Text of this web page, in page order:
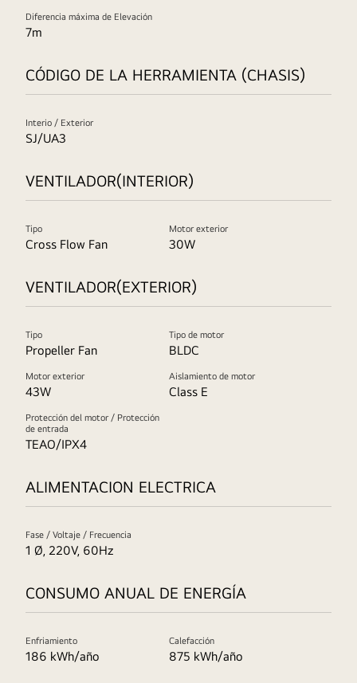
Diferencia máxima de Elevación
7m
CÓDIGO DE LA HERRAMIENTA (CHASIS)
Interio / Exterior
SJ/UA3
VENTILADOR(INTERIOR)
Tipo
Cross Flow Fan
Motor exterior
30W
VENTILADOR(EXTERIOR)
Tipo
Propeller Fan
Tipo de motor
BLDC
Motor exterior
43W
Aislamiento de motor
Class E
Protección del motor / Protección
de entrada
TEAO/IPX4
ALIMENTACION ELECTRICA
Fase / Voltaje / Frecuencia
1 Ø, 220V, 60Hz
CONSUMO ANUAL DE ENERGÍA
Enfriamiento
186 kWh/año
Calefacción
875 kWh/año